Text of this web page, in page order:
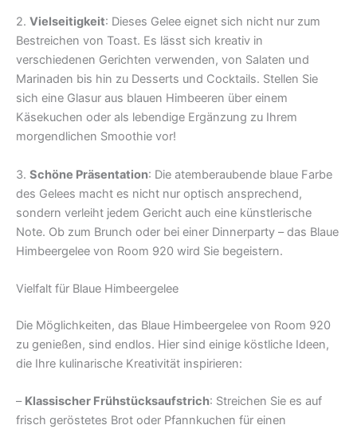
2. Vielseitigkeit: Dieses Gelee eignet sich nicht nur zum
Bestreichen von Toast. Es lässt sich kreativ in
verschiedenen Gerichten verwenden, von Salaten und
Marinaden bis hin zu Desserts und Cocktails. Stellen Sie
sich eine Glasur aus blauen Himbeeren über einem
Käsekuchen oder als lebendige Ergänzung zu Ihrem
morgendlichen Smoothie vor!
3. Schöne Präsentation: Die atemberaubende blaue Farbe
des Gelees macht es nicht nur optisch ansprechend,
sondern verleiht jedem Gericht auch eine künstlerische
Note. Ob zum Brunch oder bei einer Dinnerparty – das Blaue
Himbeergelee von Room 920 wird Sie begeistern.
Vielfalt für Blaue Himbeergelee
Die Möglichkeiten, das Blaue Himbeergelee von Room 920
zu genießen, sind endlos. Hier sind einige köstliche Ideen,
die Ihre kulinarische Kreativität inspirieren:
– Klassischer Frühstücksaufstrich: Streichen Sie es auf
frisch geröstetes Brot oder Pfannkuchen für einen